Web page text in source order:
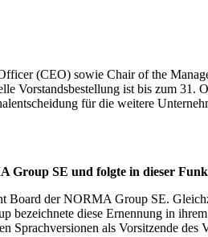
(CEO) sowie Chair of the
Vorstandsbestellung ist bis zum
für die weitere
Group SE und folgte in dieser
der NORMA Group SE.
diese Ernennung in
als Vorsitzende